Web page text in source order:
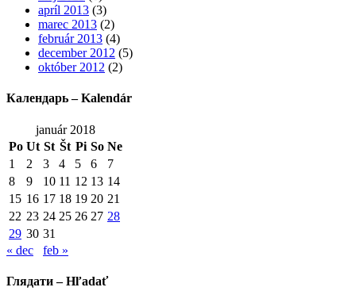
apríl 2013 (3)
marec 2013 (2)
február 2013 (4)
december 2012 (5)
október 2012 (2)
Календарь – Kalendár
január 2018
Po Ut St Št Pi So Ne
1
2 3 4 5 6
7
8
9 10 11 12 13 14
15 16 17 18 19 20 21
22 23 24 25 26 27 28
29 30 31
« dec
feb »
Глядати – Hľadať